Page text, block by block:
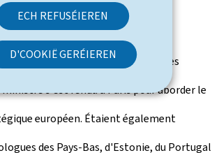
ECH REFUSÉIEREN
D'COOKIË GERÉIEREN
du Conseil européen, Charles
s'est rendu à Paris pour aborder le
européen. Étaient également
des Pays-Bas, d'Estonie, du Portugal